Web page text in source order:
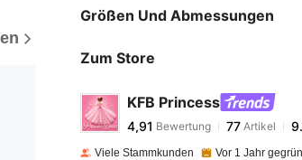
Größen Und Abmessungen
Zum Store
KFB Princess
4,91
4,91 Bewertung 77Artikel
e***gbezahltVor 1 Tag
Viele Stammkunden Vor 1 Jahr